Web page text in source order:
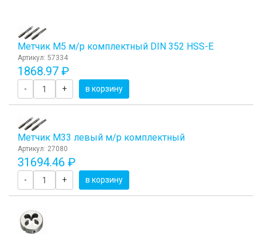
Метчик М5 м/р комплектный DIN 352 HSS-E
Артикул: 57334
1868.97 ₽
- + в корзину
Метчик М33 левый м/р комплектный
Артикул: 27080
31694.46 ₽
- + в корзину